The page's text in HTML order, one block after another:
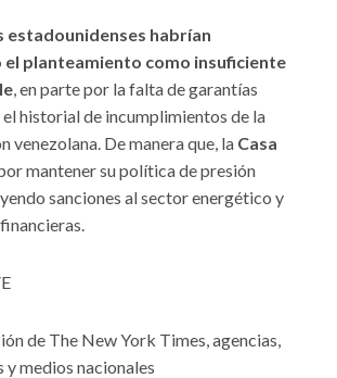
estadounidenses habrían
el planteamiento como insuficiente
, en parte por la falta de garantías
historial de incumplimientos de la
venezolana. De manera que, la Casa
mantener su política de presión
sanciones al sector energético y
de The New York Times, agencias,
y medios nacionales